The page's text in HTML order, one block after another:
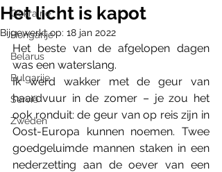
Oekraine
Hongarije
Belarus
Bulgarije
Servië
Zweden
Het licht is kapot
Bijgewerkt op: 18 jan 2022
Het beste van de afgelopen dagen
was een waterslang.
Ik werd wakker met de geur van
haardvuur in de zomer – je zou het
ook ronduit: de geur van op reis zijn in
Oost-Europa kunnen noemen. Twee
goedgeluimde mannen staken in een
nederzetting aan de oever van een